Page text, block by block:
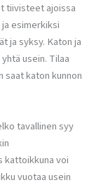
tiivisteet ajoissa
esimerkiksi
ja syksy. Katon ja
usein. Tilaa
saat katon kunnon
tavallinen syy
kattoikkuna voi
vuotaa usein